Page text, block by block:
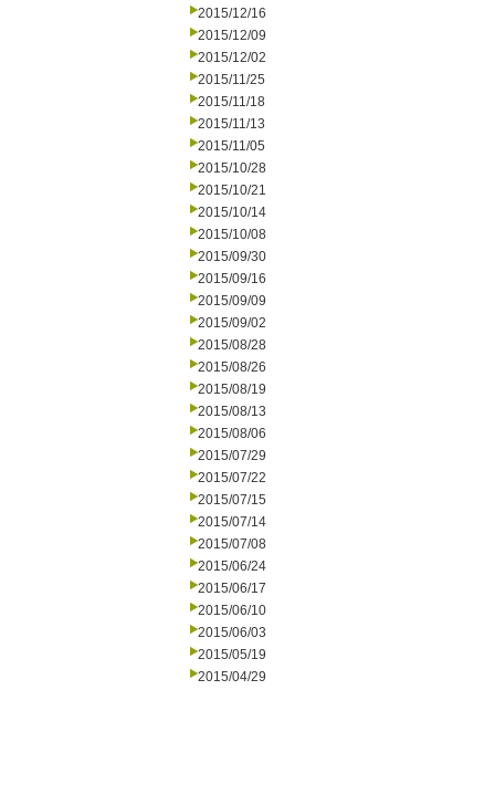
2015/12/16
2015/12/09
2015/12/02
2015/11/25
2015/11/18
2015/11/13
2015/11/05
2015/10/28
2015/10/21
2015/10/14
2015/10/08
2015/09/30
2015/09/16
2015/09/09
2015/09/02
2015/08/28
2015/08/26
2015/08/19
2015/08/13
2015/08/06
2015/07/29
2015/07/22
2015/07/15
2015/07/14
2015/07/08
2015/06/24
2015/06/17
2015/06/10
2015/06/03
2015/05/19
2015/04/29